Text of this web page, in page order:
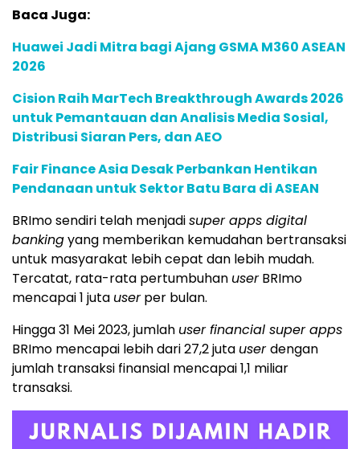
Baca Juga:
Huawei Jadi Mitra bagi Ajang GSMA M360 ASEAN
2026
Cision Raih MarTech Breakthrough Awards 2026
untuk Pemantauan dan Analisis Media Sosial,
Distribusi Siaran Pers, dan AEO
Fair Finance Asia Desak Perbankan Hentikan
Pendanaan untuk Sektor Batu Bara di ASEAN
BRImo sendiri telah menjadisuper apps digital
bankingyang memberikan kemudahan bertransaksi
untuk masyarakat lebih cepat dan lebih mudah.
Tercatat, rata-rata pertumbuhan userBRImo
mencapai 1 juta userper bulan.
Hingga 31 Mei 2023, jumlah user financial super apps
BRImo mencapai lebih dari 27,2 juta userdengan
jumlah transaksi finansial mencapai 1,1 miliar
transaksi.